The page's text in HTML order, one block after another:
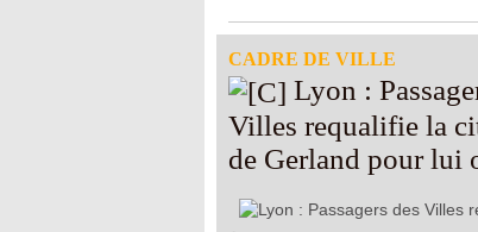
CADRE DE VILLE
Villes requalifie la
de Gerland pour lui
nouveau parc